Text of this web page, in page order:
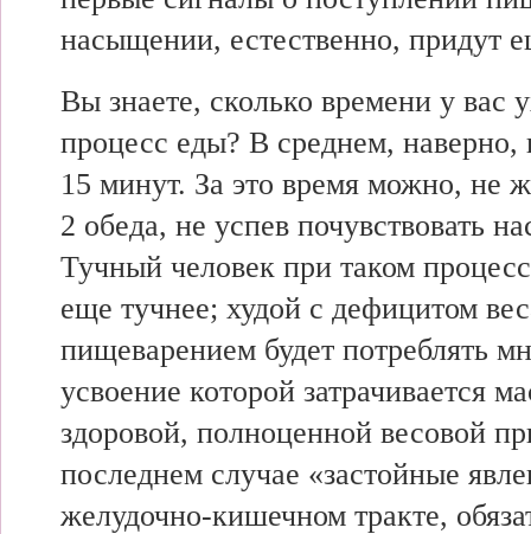
насыщении, естественно, придут
Вы знаете, сколько времени у вас
процесс еды? В среднем,
15 минут. За это время можно, не
2 обеда, не успев почувствовать
Тучный человек при таком
еще тучнее; худой с дефицитом
пищеварением будет потреблять
усвоение которой затрачивается
здоровой, полноценной весовой
последнем случае «застойные
желудочно-кишечном тракте,